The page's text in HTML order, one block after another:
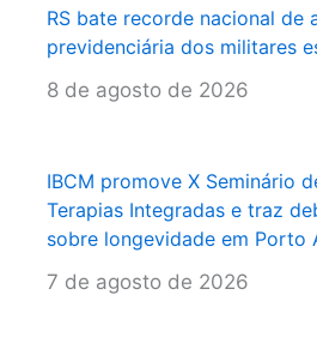
RS bate recorde nacional de
previdenciária dos militares
8 de agosto de 2026
IBCM promove X Seminário
Terapias Integradas e traz
sobre longevidade em Porto
7 de agosto de 2026